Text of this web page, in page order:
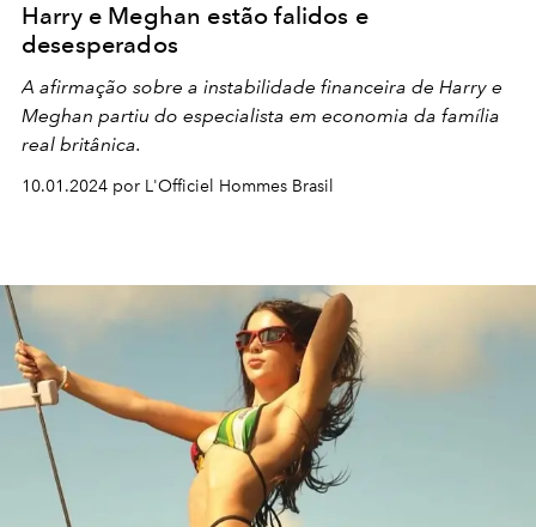
Harry e Meghan estão falidos e
desesperados
A afirmação sobre a instabilidade financeira de Harry e
Meghan partiu do especialista em economia da família
real britânica.
10.01.2024 por L'Officiel Hommes Brasil